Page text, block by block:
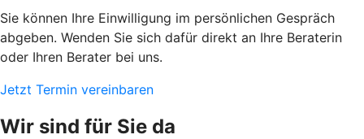
Sie können Ihre Einwilligung im persönlichen Gespräch
abgeben. Wenden Sie sich dafür direkt an Ihre Beraterin
oder Ihren Berater bei uns.
Jetzt Termin vereinbaren
Wir sind für Sie da